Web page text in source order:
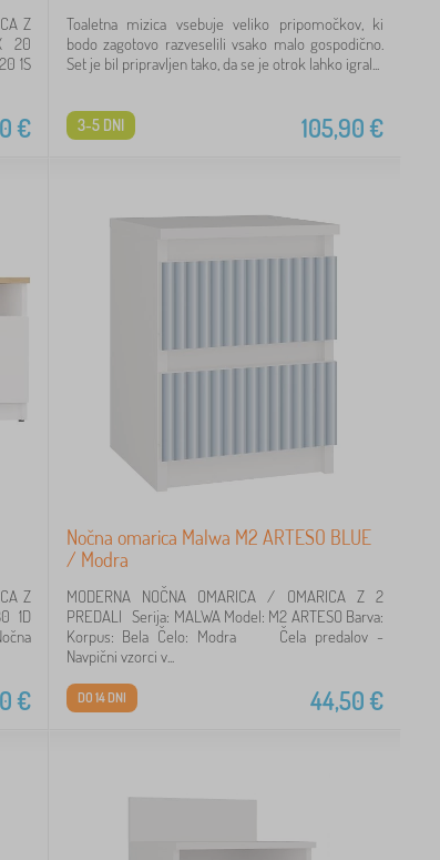
Z
20
1S
€
Toaletna mizica vsebuje veliko pripomočkov, ki
bodo zagotovo razveselili vsako malo gospodično.
Set je bil pripravljen tako, da se je otrok lahko igral...
105,90€
3-5 DNI
Z
1D
€
Nočna omarica Malwa M2 ARTESO BLUE
/ Modra
MODERNA NOČNA OMARICA / OMARICA Z 2
PREDALI Serija: MALWA Model: M2 ARTESO Barva:
Korpus: Bela Čelo: Modra Čela predalov -
Navpični vzorci v...
44,50€
DO 14 DNI